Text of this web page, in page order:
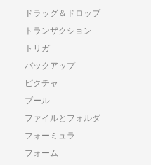
ドラッグ＆ドロップ
トランザクション
トリガ
バックアップ
ピクチャ
ブール
ファイルとフォルダ
フォーミュラ
フォーム